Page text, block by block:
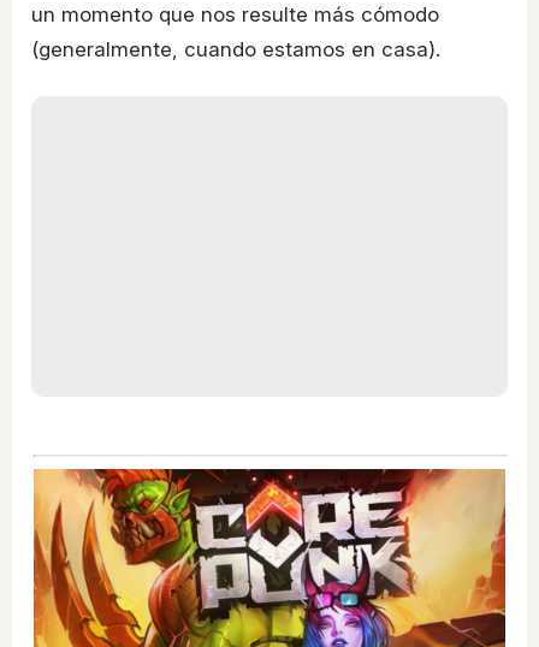
un momento que nos resulte más cómodo
(generalmente, cuando estamos en casa).